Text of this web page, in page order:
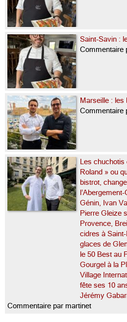
Saint-Savin :
Commentaire
Marseille : les
Commentaire
Les
Roland » ou
bistrot,
Génin, Ivan
Pierre Gleize
Provence,
cidres à
glaces de
le 50 Best au
Gourgel à la
Village
fête ses 10
Jérémy
Commentaire par martinet